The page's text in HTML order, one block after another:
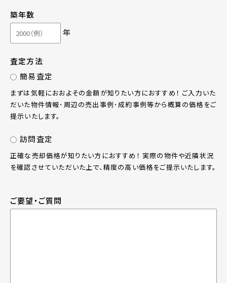
築年数
年
査定方法
簡易査定
まずは気軽におおよその金額が知りたい方におすすめ！ ご入力いた
だいた物件情報･周辺の売出事例･成約事例等から概算の価格をご
提示いたします。
訪問査定
正確な売却価格が知りたい方におすすめ！ 実際の物件や近隣状況
を確認させていただいた上で、精度の高い価格をご提示いたします。
ご要望・ご質問